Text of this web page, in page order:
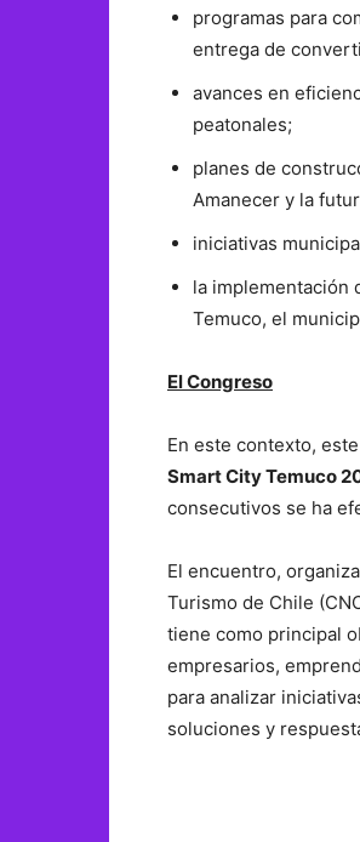
programas para
entrega de
avances en
peatonales;
planes de
Amanecer y la
iniciativas
la implementación
Temuco, el
El Congreso
En este contexto,
Smart City Temuco
consecutivos se ha
El encuentro,
Turismo de Chile
tiene como principal
empresarios,
para analizar
soluciones y